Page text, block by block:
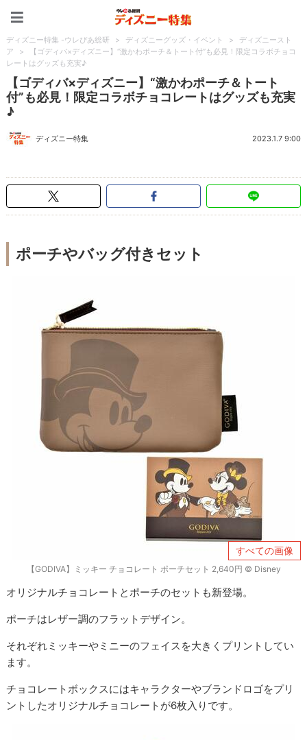
ディズニー特集 -ウレぴあ総研 > ディズニーグッズ・イベント >
ディズニースト
ア
>
【ゴディバ×ディズニー】“激かわポーチ＆トート付”も必見！限定コラボチョコ
レートはグッズも充実♪
【ゴディバ×ディズニー】“激かわポーチ＆トート
付”も必見！限定コラボチョコレートはグッズも充実
♪
ディズニー特集 2023.1.7 9:00
ポーチやバッグ付きセット
すべての画像
【GODIVA】ミッキー チョコレート ポーチセット 2,640円 © ︎Disney
オリジナルチョコレートとポーチのセットも新登場。
ポーチはレザー調のフラットデザイン。
それぞれミッキーやミニーのフェイスを大きくプリントしてい
ます。
チョコレートボックスにはキャラクターやブランドロゴをプリ
ントしたオリジナルチョコレートが6枚入りです。